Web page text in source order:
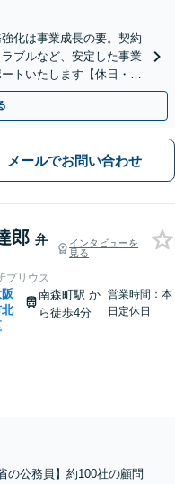
化は事業成長の要。契約
ブルなど、安定した事業
トいたします【休日・夜
メールでお問い合わせ
郎 弁
インタビューを
見る
プリウス
南森町駅 か
ら徒歩4分
営業時間：本
日定休日
の公務員】約100社の顧問